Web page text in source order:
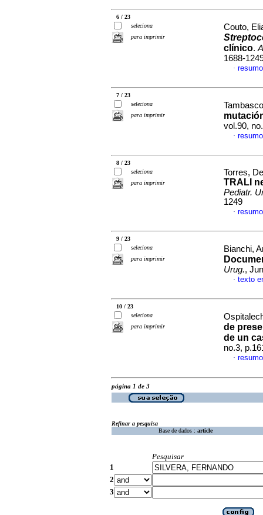
6 / 23
seleciona
para imprimir
Couto,
clínico.
1688-
·
7 / 23
seleciona
para imprimir
vol.90,
·
8 / 23
seleciona
para imprimir
Torres,
TRALI
Pediatr.
1249
·
9 / 23
seleciona
para imprimir
Bianchi,
Urug.,
· texto
10 / 23
seleciona
para imprimir
de
de un
no.3,
·
página 1 de 3
Refinar a pesquisa
Base de dados : article
Pesquisar
1
2
3